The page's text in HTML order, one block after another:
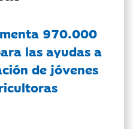
970.000
las ayudas a
de jóvenes